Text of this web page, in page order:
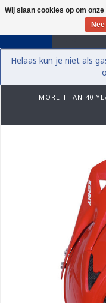
Helaas kun je niet als
MORE THAN 40
Wij slaan cookies op om
Nee